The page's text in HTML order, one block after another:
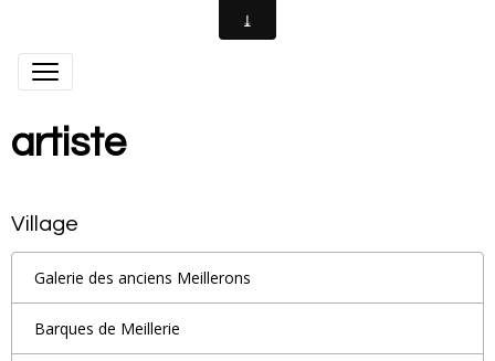
artiste
Village
Galerie des anciens Meillerons
Barques de Meillerie